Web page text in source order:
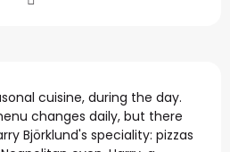
cuisine, during the day.
changes daily, but there
Björklund's speciality: pizzas